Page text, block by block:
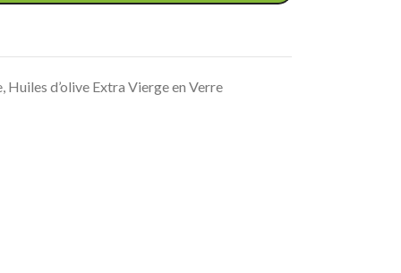
, Huiles d’olive Extra Vierge en Verre